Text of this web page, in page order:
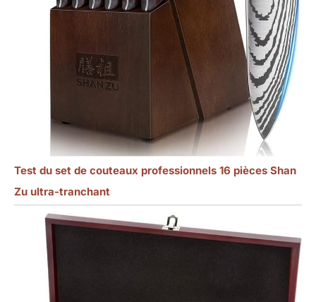
Test du set de couteaux professionnels 16 pièces Shan
Zu ultra-tranchant